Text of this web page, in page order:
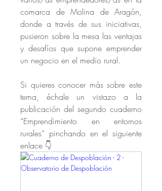
comarca de Molina de Aragón,
donde a través de sus iniciativas,
pusieron sobre la mesa las ventajas
y desafíos que supone emprender
un negocio en el medio rural.
Si quieres conocer más sobre este
tema, échale un vistazo a la
publicación del segundo cuaderno
“Emprendimiento en entornos
rurales” pinchando en el siguiente
enlace 👇